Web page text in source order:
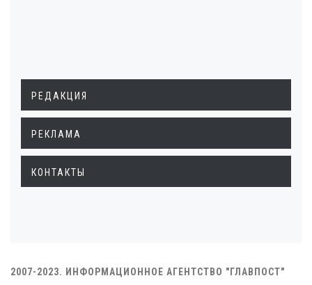
РЕДАКЦИЯ
РЕКЛАМА
КОНТАКТЫ
2007-2023. ИНФОРМАЦИОННОЕ АГЕНТСТВО "ГЛАВПОСТ"